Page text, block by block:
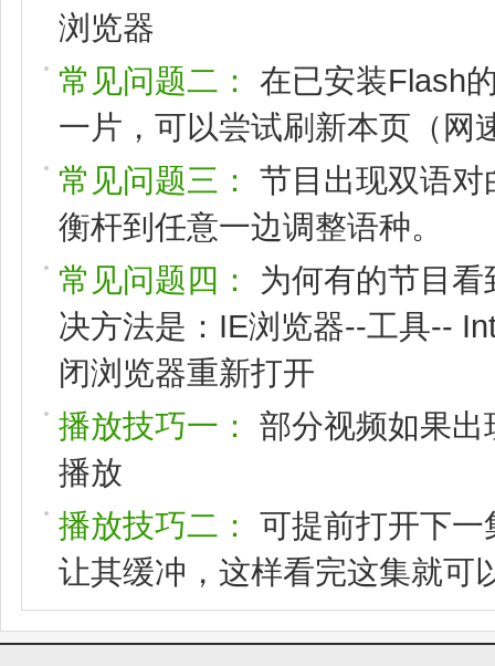
浏览器
常见问题二：
在已安装Flash
一片，可以尝试刷新本页（网
常见问题三：
节目出现双语
衡杆到任意一边调整语种。
常见问题四：
为何有的节目
决方法是：IE浏览器--工具--
闭浏览器重新打开
播放技巧一：
部分视频如果
播放
播放技巧二：
可提前打开下
让其缓冲，这样看完这集就可